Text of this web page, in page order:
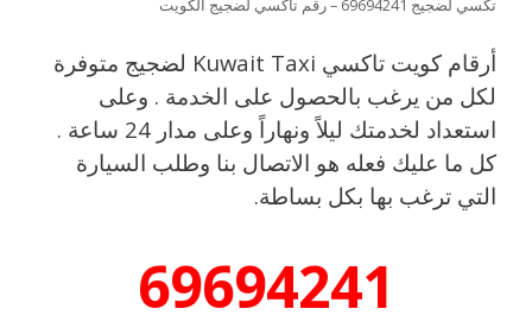
تكسي لضجيج 69694241 – رقم تاكسي لضجيج الكويت
أرقام كويت تاكسي Kuwait Taxi لضجيج متوفرة
لكل من يرغب بالحصول على الخدمة . وعلى
استعداد لخدمتك ليلاً ونهاراً وعلى مدار 24 ساعة .
كل ما عليك فعله هو الاتصال بنا وطلب السيارة
التي ترغب بها بكل بساطة.
69694241